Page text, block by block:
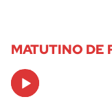
MATUTINO DE
Audio
Player